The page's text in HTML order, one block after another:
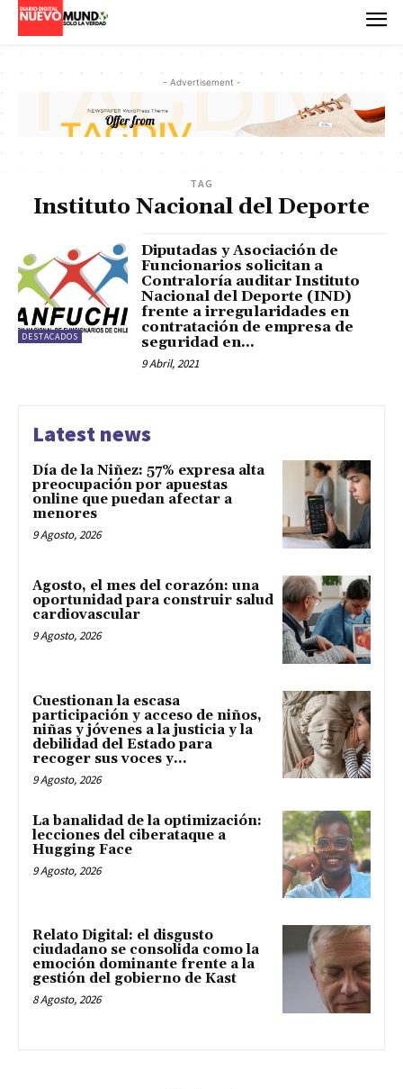
- Advertisement -
TAG
Instituto Nacional del Deporte
DESTACADOS
Diputadas y Asociación de
Funcionarios solicitan a
Contraloría auditar Instituto
Nacional del Deporte (IND)
frente a irregularidades en
contratación de empresa de
seguridad en...
9 Abril, 2021
Latest news
Día de la Niñez: 57% expresa alta
preocupación por apuestas
online que puedan afectar a
menores
9 Agosto, 2026
Agosto, el mes del corazón: una
oportunidad para construir salud
cardiovascular
9 Agosto, 2026
Cuestionan la escasa
participación y acceso de niños,
niñas y jóvenes a la justicia y la
debilidad del Estado para
recoger sus voces y...
9 Agosto, 2026
La banalidad de la optimización:
lecciones del ciberataque a
Hugging Face
9 Agosto, 2026
Relato Digital: el disgusto
ciudadano se consolida como la
emoción dominante frente a la
gestión del gobierno de Kast
8 Agosto, 2026